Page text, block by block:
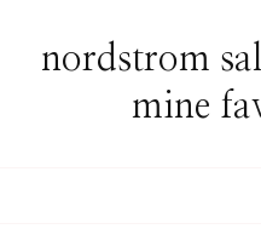
nordstrom
mine